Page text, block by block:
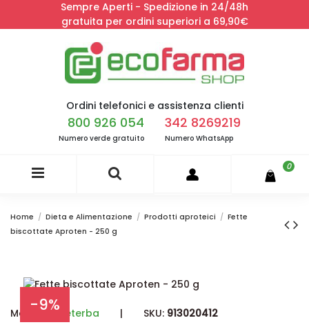
Sempre Aperti - Spedizione in 24/48h
gratuita per ordini superiori a 69,90€
Ordini telefonici e assistenza clienti
800 926 054
Numero verde gratuito
342 8269219
Numero WhatsApp
0
Home Dieta e Alimentazione Prodotti aproteici
Fette
biscottate Aproten - 250 g
-9%
Marchio: Dieterba | SKU: 913020412